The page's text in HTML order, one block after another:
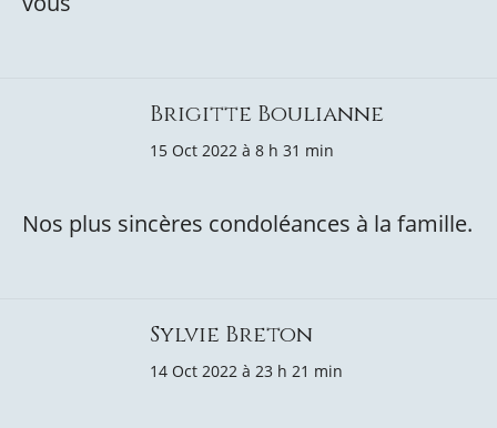
Brigitte Boulianne
15 Oct 2022 à 8 h 31 min
Nos plus sincères condoléances à la famille.
Sylvie Breton
14 Oct 2022 à 23 h 21 min